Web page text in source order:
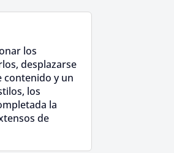
los
desplazarse
contenido y un
los
la
de